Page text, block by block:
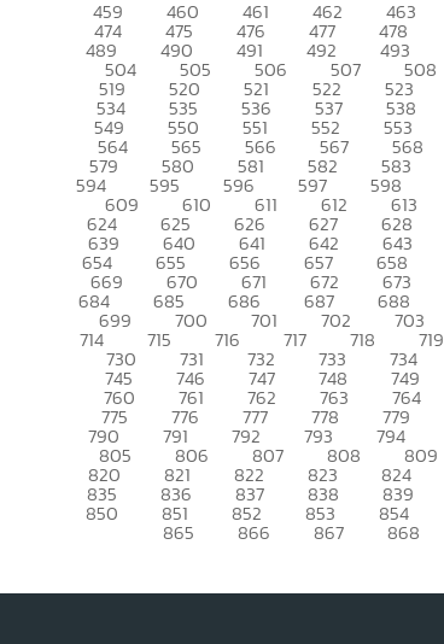
459 460 461 462 463
474 475 476 477 478
489 490 491 492 493
504 505 506 507 508
519 520 521 522 523
534 535 536 537 538
549 550 551 552 553
564 565 566 567 568
579 580 581 582 583
594 595 596 597 598
609 610 611 612 613
624 625 626 627 628
639 640 641 642 643
654 655 656 657 658
669 670 671 672 673
684 685 686 687 688
699 700 701 702 703
714 715 716 717 718 719
730 731 732 733 734
745 746 747 748 749
760 761 762 763 764
775 776 777 778 779
790 791 792 793 794
805 806 807 808 809
820 821 822 823 824
835 836 837 838 839
850 851 852 853 854
865 866 867 868